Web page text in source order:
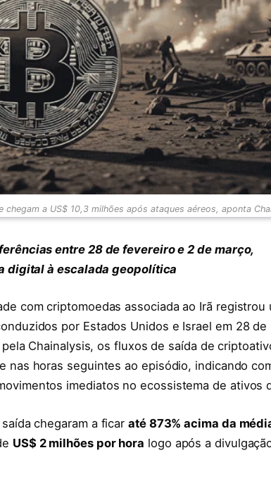
a US$ 10,3 milhões após ataques aéreos, aponta
entre 28 de fevereiro e 2 de março,
digital à escalada geopolítica
com criptomoedas associada ao Irã registrou
por Estados Unidos e Israel em 28 de
Chainalysis, os fluxos de saída de
nas horas seguintes ao episódio, indicando
imediatos no ecossistema de ativos
chegaram a ficaraté 873% acima da
US$ 2 milhões por hora logo após a